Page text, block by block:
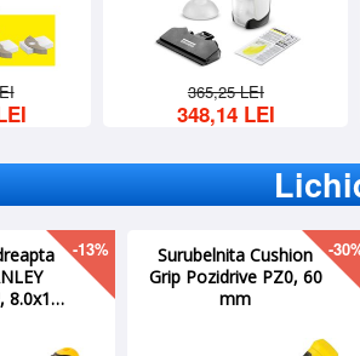
LEI
LEI
502,14 LEI
256,45 LEI
-37%
pentru
Stanley
mm
Burghiu (sfredel)
lemn, prindere hex.,
Ø28.0x600x530 mm